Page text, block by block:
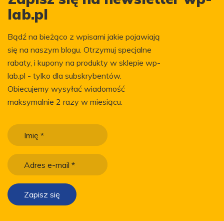
lab.pl
Bądź na bieżąco z wpisami jakie pojawiają
się na naszym blogu. Otrzymuj specjalne
rabaty, i kupony na produkty w sklepie wp-
lab.pl - tylko dla subskrybentów.
Obiecujemy wysyłać wiadomość
maksymalnie 2 razy w miesiącu.